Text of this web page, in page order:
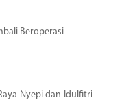
Beroperasi
Nyepi dan Idulfitri